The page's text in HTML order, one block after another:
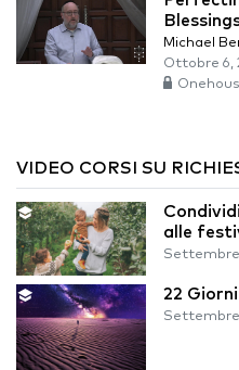
Michael
Ottobre 6,
VIDEO CORSI SU
alle
Settembre
22
Settembre